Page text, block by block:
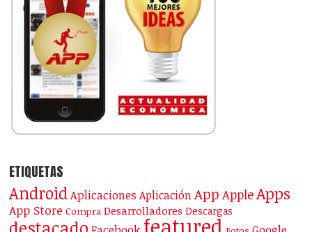
ETIQUETAS
Android Aplicaciones Aplicación App AppleApps
App Store Compra Desarrolladores Descargas
destacado featured